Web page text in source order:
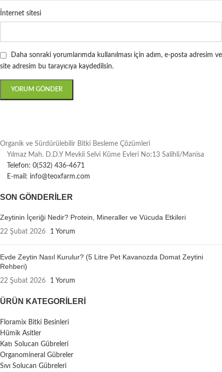
İnternet sitesi
Daha sonraki yorumlarımda kullanılması için adım, e-posta adresim ve
site adresim bu tarayıcıya kaydedilsin.
Organik ve Sürdürülebilir Bitki Besleme Çözümleri
Yılmaz Mah. D.D.Y Mevkii Selvi Küme Evleri No:13 Salihli/Manisa
Telefon: 0(532) 436-4671
E-mail: info@teoxfarm.com
SON GÖNDERILER
Zeytinin İçeriği Nedir? Protein, Mineraller ve Vücuda Etkileri
22 Şubat 2026 1 Yorum
Evde Zeytin Nasıl Kurulur? (5 Litre Pet Kavanozda Domat Zeytini
Rehberi)
22 Şubat 2026 1 Yorum
ÜRÜN KATEGORILERI
Floramix Bitki Besinleri
Hümik Asitler
Katı Solucan Gübreleri
Organomineral Gübreler
Sıvı Solucan Gübreleri